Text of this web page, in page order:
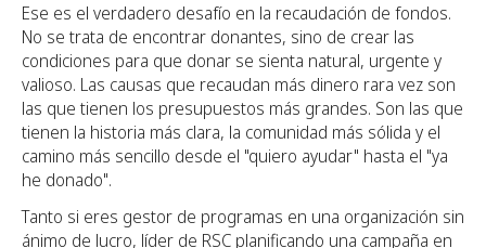
Ese es el verdadero desafío en la recaudación de fondos.
No se trata de encontrar donantes, sino de crear las
condiciones para que donar se sienta natural, urgente y
valioso. Las causas que recaudan más dinero rara vez son
las que tienen los presupuestos más grandes. Son las que
tienen la historia más clara, la comunidad más sólida y el
camino más sencillo desde el "quiero ayudar" hasta el "ya
he donado".
Tanto si eres gestor de programas en una organización sin
ánimo de lucro, líder de RSC planificando una campaña en